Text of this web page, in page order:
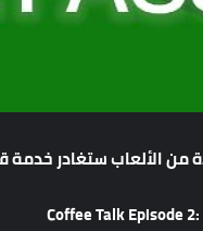
منالألعابستغادرخدمة